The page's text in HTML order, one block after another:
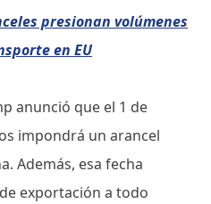
presionan volúmenes
en EU
anunció que el 1 de
impondrá un arancel
Además, esa fecha
exportación a todo